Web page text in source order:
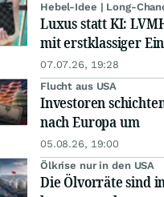
Hebel-Idee | Long-
Luxus statt KI:
mit erstklassiger
07.07.26, 19:28
Flucht aus USA
Investoren
nach Europa um
05.08.26, 19:00
Ölkrise nur in den USA
Die Ölvorräte sind